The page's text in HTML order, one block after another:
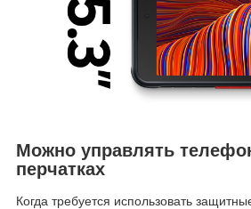
Можно управлять
перчатках
Когда требуется использовать